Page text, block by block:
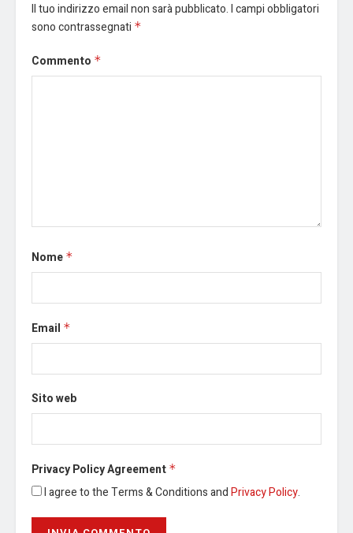
Il tuo indirizzo email non sarà pubblicato.I campi obbligatori
sono contrassegnati *
Commento *
Nome *
Email *
Sito web
Privacy Policy Agreement *
I agree to the Terms & Conditions andPrivacy Policy.